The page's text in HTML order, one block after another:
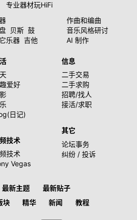
专业器材玩HiFi
贝斯 鼓
乐器 吉他
作曲和编曲
音乐风格研讨
AI 制作
爱好
日记)
技术
技术
Vegas
信息
二手交易
二手求购
招聘/找人
接活/求职
其它
论坛事务
纠纷 / 投诉
最新主题
最新贴子
块
精华 新闻 教程